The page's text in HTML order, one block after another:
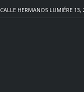
CALLE HERMANOS LUMIÉRE